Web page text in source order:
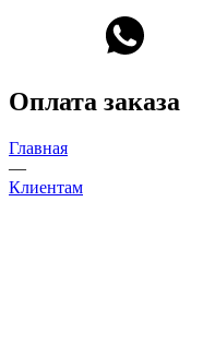
Оплата заказа
Главная
—
Клиентам